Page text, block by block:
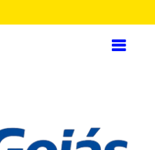
e geração de empregos